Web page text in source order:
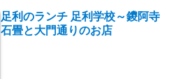
足利のランチ 足利学校～鑁阿寺
石畳と大門通りのお店